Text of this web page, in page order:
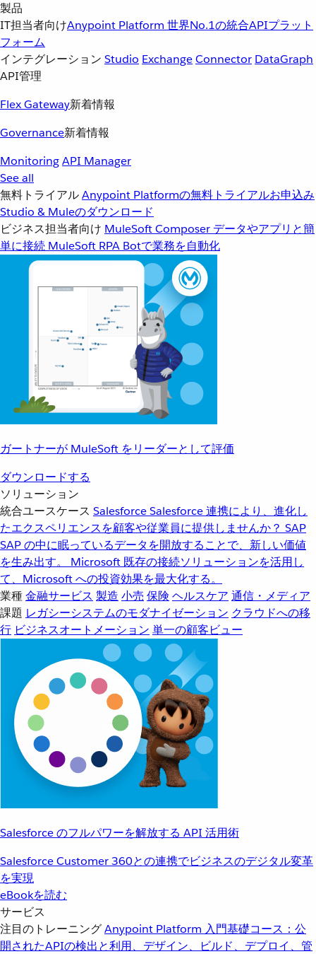
製品
IT担当者向けAnypoint Platform 世界No.1の統合APIプラット
フォーム
インテグレーション Studio ExchangeConnector DataGraph
API管理
Flex Gateway新着情報
Governance新着情報
MonitoringAPI Manager
See all
無料トライアルAnypoint Platformの無料トライアルお申込み
Studio & Muleのダウンロード
ビジネス担当者向け MuleSoft Composer データやアプリと簡
単に接続 MuleSoft RPA Botで業務を自動化
ガートナーが MuleSoft をリーダーとして評価
ダウンロードする
ソリューション
統合ユースケース SalesforceSalesforce 連携により、進化し
たエクスペリエンスを顧客や従業員に提供しませんか？ SAP
SAP の中に眠っているデータを開放することで、新しい価値
を生み出す。
Microsoft 既存の接続ソリューションを活用し
て、Microsoft への投資効果を最大化する。
業種金融サービス 製造 小売 保険 ヘルスケア 通信・メディア
課題 レガシーシステムのモダナイゼーション クラウドへの移
行 ビジネスオートメーション 単一の顧客ビュー
Salesforce のフルパワーを解放する API 活用術
Salesforce Customer 360との連携でビジネスのデジタル変革
を実現
eBookを読む
サービス
注目のトレーニングAnypoint Platform 入門基礎コース：公
開されたAPIの検出と利用、デザイン、ビルド、デプロイ、管